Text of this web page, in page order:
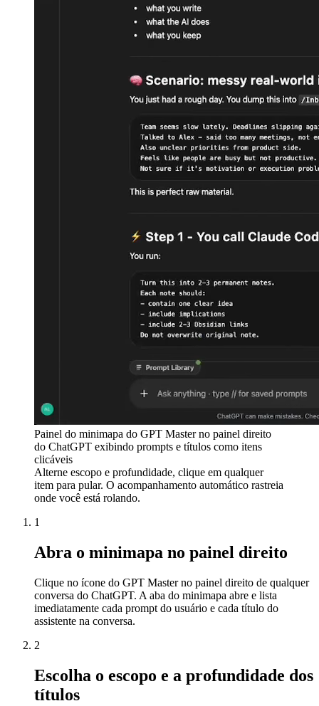
Painel do minimapa do GPT Master no painel direito
do ChatGPT exibindo prompts e títulos como itens
clicáveis
Alterne escopo e profundidade, clique em qualquer
item para pular. O acompanhamento automático rastreia
onde você está rolando.
1
Abra o minimapa no painel direito
Clique no ícone do GPT Master no painel direito de qualquer
conversa do ChatGPT. A aba do minimapa abre e lista
imediatamente cada prompt do usuário e cada título do
assistente na conversa.
2
Escolha o escopo e a profundidade dos
títulos